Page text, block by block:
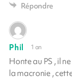
Répondre
Phil 1 an
Honte au PS , il
la macronie ,